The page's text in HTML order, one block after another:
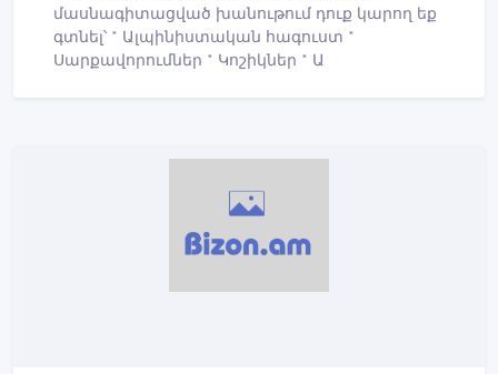
մասնագիտացված խանութում դուք կարող եք
գտնել՝ * Ալպինիստական հագուստ *
Սարքավորումներ * Կոշիկներ * Ա